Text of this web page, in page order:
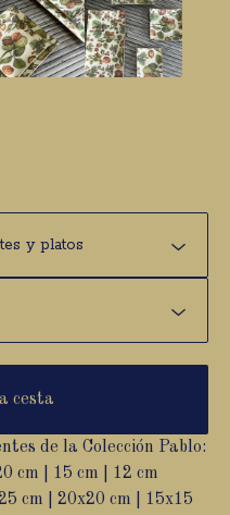
cesta
de la Colección Pablo:
cm | 15 cm | 12 cm
cm | 20x20 cm | 15x15